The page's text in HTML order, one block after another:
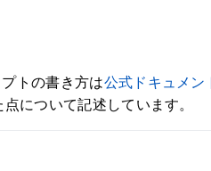
トの書き方は公式ドキュメン
について記述しています。